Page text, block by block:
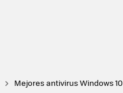
Mejores antivirus Windows 10